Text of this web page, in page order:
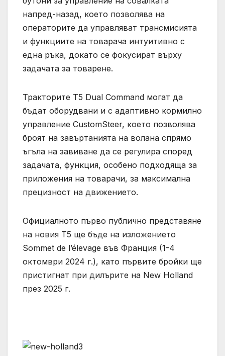
напред-назад, което позволява на
операторите да управляват трансмисията
и функциите на товарача интуитивно с
една ръка, докато се фокусират върху
задачата за товарене.
Тракторите T5 Dual Command могат да
бъдат оборудвани и с адаптивно кормилно
управление CustomSteer, което позволява
броят на завъртанията на волана спрямо
ъгъла на завиване да се регулира според
задачата, функция, особено подходяща за
приложения на товарачи, за максимална
прецизност на движението.
Официалното първо публично представяне
на новия T5 ще бъде на изложението
Sommet de l’élevage във Франция (1-4
октомври 2024 г.), като първите бройки ще
пристигнат при дилърите на New Holland
през 2025 г.